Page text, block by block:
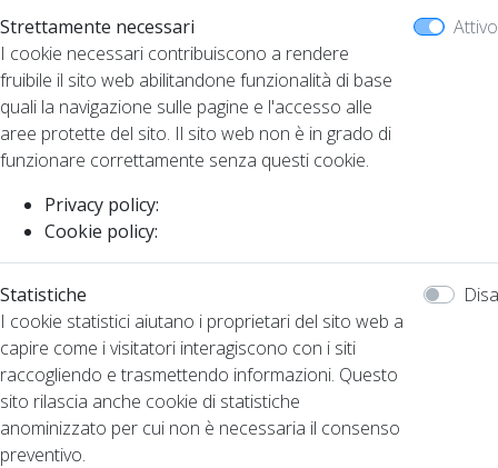
Strettamente necessari
I cookie necessari contribuiscono a rendere
fruibile il sito web abilitandone funzionalità di base
quali la navigazione sulle pagine e l'accesso alle
aree protette del sito. Il sito web non è in grado di
funzionare correttamente senza questi cookie.
Privacy policy:
Cookie policy:
Attivo
Statistiche
I cookie statistici aiutano i proprietari del sito web a
capire come i visitatori interagiscono con i siti
raccogliendo e trasmettendo informazioni. Questo
sito rilascia anche cookie di statistiche
anominizzato per cui non è necessaria il consenso
preventivo.